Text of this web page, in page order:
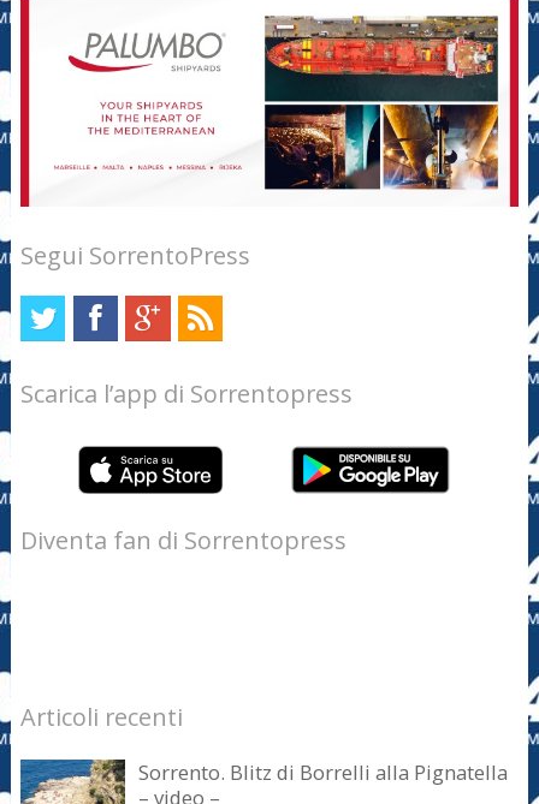
Segui SorrentoPress
Scarica l’app di Sorrentopress
Diventa fan di Sorrentopress
Articoli recenti
Sorrento. Blitz di Borrelli alla Pignatella
– video –